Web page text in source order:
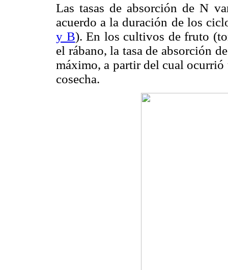
Las tasas de absorción de N
acuerdo a la duración de los
y B). En los cultivos de fruto
el rábano, la tasa de absorción
máximo, a partir del cual ocurrió
cosecha.